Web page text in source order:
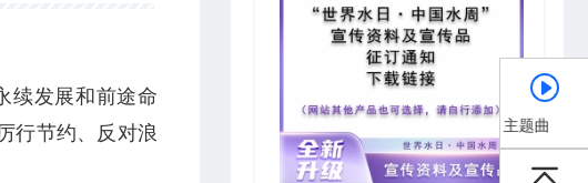
《节水中国》主题曲
续发展和前途命
行节约、反对浪